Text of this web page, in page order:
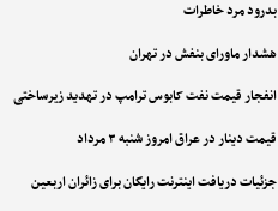
بدرود مرد خاطرات
هشدار ماورای بنفش در تهران
انفجار قیمت نفت کابوس ترامپ در تهدید زیرساختی
قیمت دینار در عراق امروز شنبه ۳ مرداد
جزئیات دریافت اینترنت رایگان برای زائران اربعین